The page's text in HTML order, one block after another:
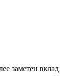
заметен вклад